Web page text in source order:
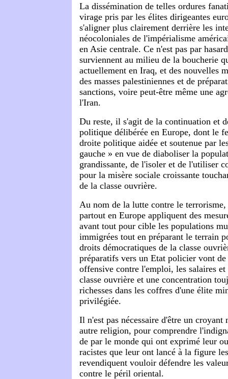
La dissémination de telles ordures
virage pris par les élites dirigeantes
s'aligner plus clairement derrière les
néocoloniales de l'impérialisme
en Asie centrale. Ce n'est pas par
surviennent au milieu de la boucherie
actuellement en Iraq, et des nouvelles
des masses palestiniennes et de
sanctions, voire peut-être même une
l'Iran.
Du reste, il s'agit de la continuation et
politique délibérée en Europe, dont le
droite politique aidée et soutenue par
gauche » en vue de diaboliser la
grandissante, de l'isoler et de l'utiliser
pour la misère sociale croissante
de la classe ouvrière.
Au nom de la lutte contre le terrorisme,
partout en Europe appliquent des
avant tout pour cible les populations
immigrées tout en préparant le terrain
droits démocratiques de la classe
préparatifs vers un Etat policier vont de
offensive contre l'emploi, les salaires
classe ouvrière et une concentration
richesses dans les coffres d'une élite
privilégiée.
Il n'est pas nécessaire d'être un croyant
autre religion, pour comprendre
de par le monde qui ont exprimé leur
racistes que leur ont lancé à la figure
revendiquent vouloir défendre les
contre le péril oriental.